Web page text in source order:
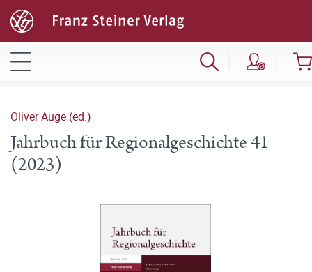
Oliver Auge (ed.)
Jahrbuch für Regionalgeschichte 41
(2023)